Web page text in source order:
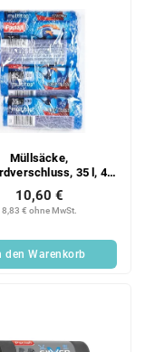
Müllsäcke,
35 l, 4 x
8,83 € ohne MwSt.
10,60 €
den Warenkorb